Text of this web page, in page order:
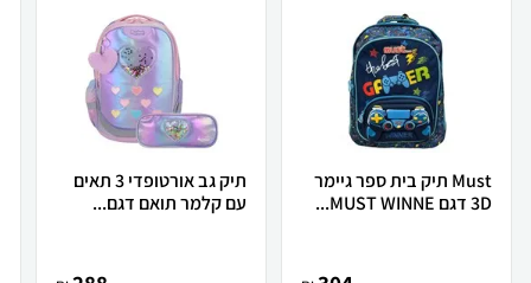
Must תיק בית ספר גיימר
3D דגם MUST WINNE...
תיק גב אורטופדי 3 תאים
עם קלמר תואם דגם...